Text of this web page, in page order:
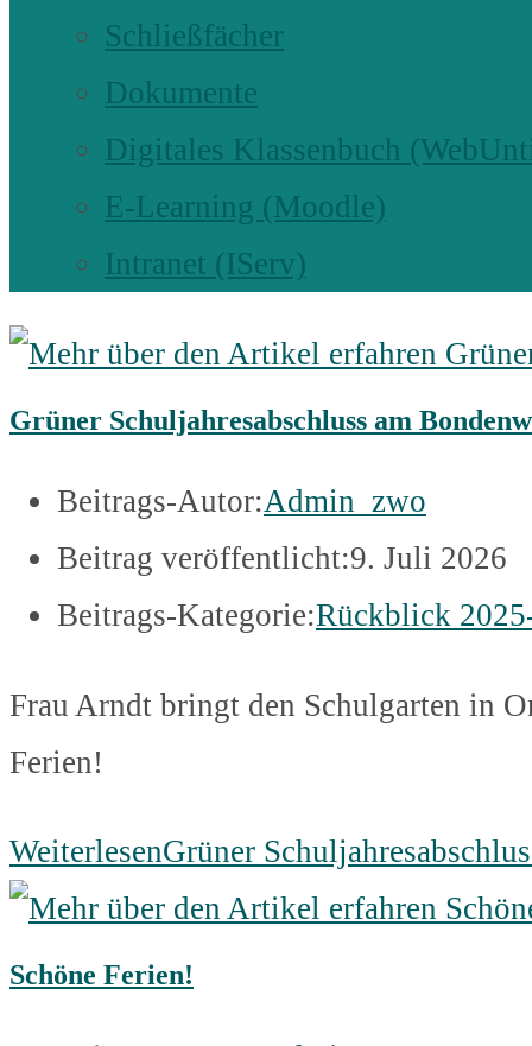
Schließfächer
Dokumente
Digitales Klassenbuch
E-Learning (Moodle)
Intranet (IServ)
Grüner Schuljahresabschluss am
Beitrags-Autor:Admin_zwo
Beitrag veröffentlicht:9. Juli 2026
Beitrags-Kategorie:Rückblick
Frau Arndt bringt den Schulgarten in
Ferien!
WeiterlesenGrüner
Schöne Ferien!